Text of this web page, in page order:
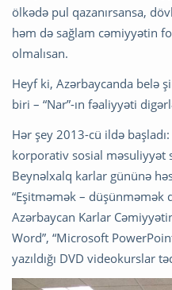
ölkədə pul qazanırsansa,
həm də sağlam cəmiyyətin
olmalısan.
Heyf ki, Azərbaycanda belə
biri – “Nar”-ın fəaliyyəti
Hər şey 2013-cü ildə
korporativ sosial məsuliyyət
Beynəlxalq karlar gününə
“Eşitməmək – düşünməmək
Azərbaycan Karlar
Word”, “Microsoft
yazıldığı DVD videokurslar